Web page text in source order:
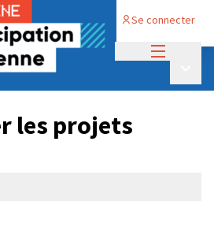
Se connecter
2024
déposés
les projets